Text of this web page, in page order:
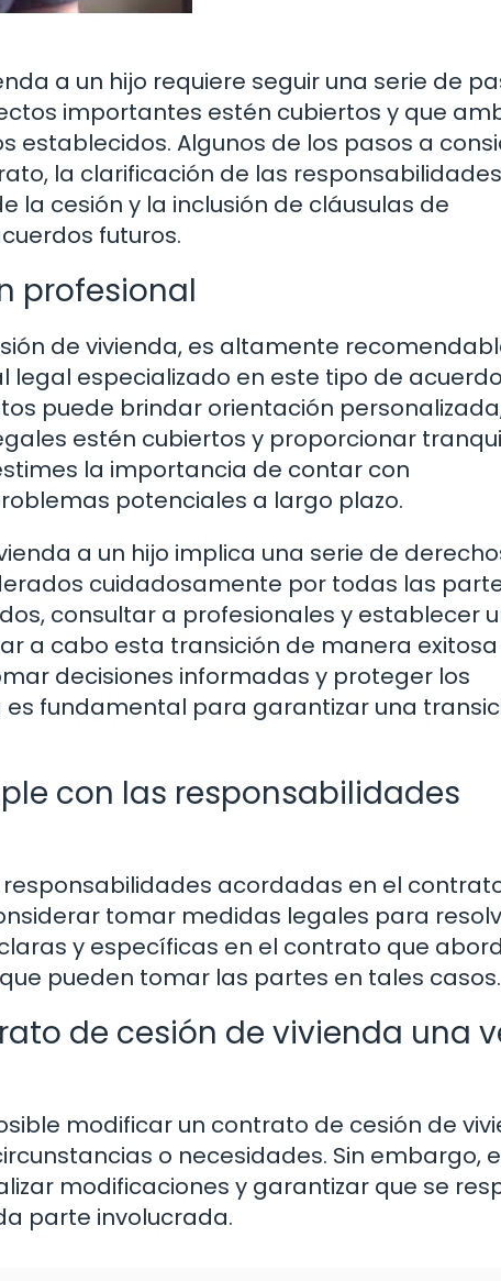
a un hijo requiere seguir una serie de
importantes estén cubiertos y que
establecidos. Algunos de los pasos a
la clarificación de las
la cesión y la inclusión de cláusulas de
futuros.
profesional
de vivienda, es altamente
especializado en este tipo de
puede brindar orientación
estén cubiertos y proporcionar
la importancia de contar con
potenciales a largo plazo.
a un hijo implica una serie de
cuidadosamente por todas las
consultar a profesionales y establecer
a cabo esta transición de manera
decisiones informadas y proteger los
fundamental para garantizar una
con las responsabilidades
acordadas en el
tomar medidas legales para
y específicas en el contrato que
pueden tomar las partes en tales casos.
de cesión de vivienda una
modificar un contrato de cesión de
o necesidades. Sin embargo,
modificaciones y garantizar que se
parte involucrada.